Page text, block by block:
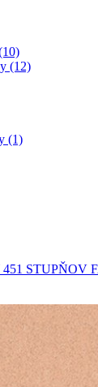
(12)
(1)
STUPŇOV